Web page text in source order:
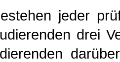
jeder
drei